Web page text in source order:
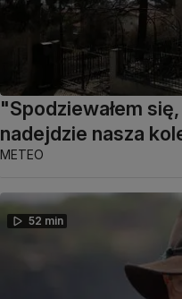
"Spodziewałem
nadejdzie nasza
METEO
52 min